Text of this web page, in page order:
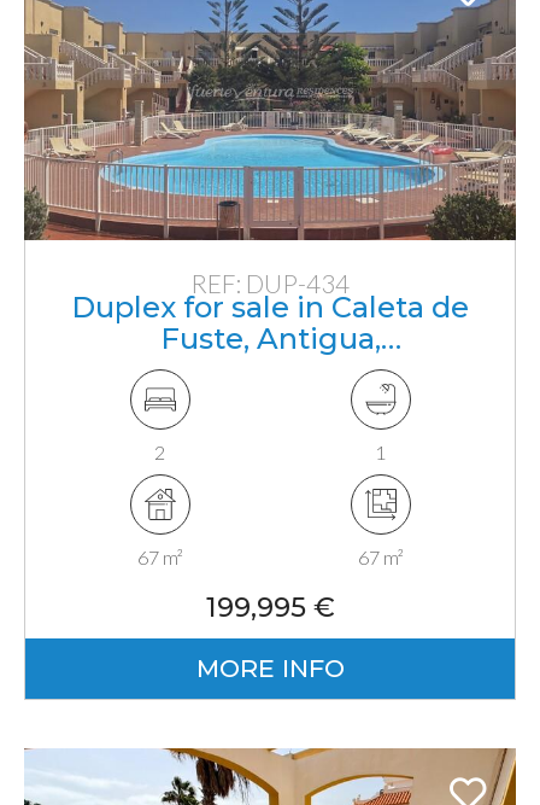
REF: DUP-434
Duplex for sale in Caleta de
Fuste, Antigua,
Fuerteventura, Canarias
2 1
67 m² 67 m²
199,995 €
MORE INFO